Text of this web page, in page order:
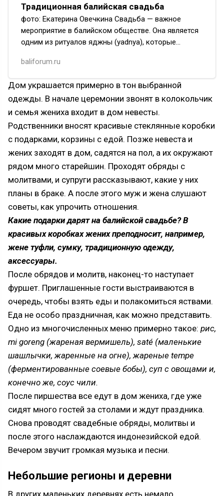
Традиционная балийская свадьба
фото: Екатерина Овечкина Свадьба — важное
мероприятие в балийском обществе. Она является
одним из ритуалов яджны (yadnya), которые
и духовный миры. Свадьба…
baliforum.ru
Дом украшается примерно в тон выбранной
одежды. В начале церемонии звонят в колокольчик
и семья жениха входит в дом невесты.
Родственники вносят красивые стеклянные коробки
с подарками, корзины с едой. Позже невеста и
жених заходят в дом, садятся на пол, а их окружают
рядом много старейшин. Проходят обряды с
молитвами, и супруги рассказывают, какие у них
планы в браке. А после этого муж и жена слушают
советы, как упрочить отношения.
Какие подарки дарят на балийской свадьбе? В
красивых коробках жених преподносит, например,
жене туфли, сумку, традиционную одежду,
аксессуары.
После обрядов и молитв, наконец-то наступает
фуршет. Приглашенные гости выстраиваются в
очередь, чтобы взять еды и полакомиться яствами.
Еда не особо праздничная, как можно представить.
Одно из многочисленных меню примерно такое: рис,
mi goreng (жареная вермишель), saté (маленькие
шашлычки, жаренные на огне), жареные tempe
(ферментированные соевые бобы), суп с овощами и,
конечно же, соус чили.
После пиршества все едут в дом жениха, где уже
сидят много гостей за столами и ждут праздника.
Снова проводят свадебные обряды, молитвы и
после этого наслаждаются индонезийской едой.
Вечером звучит громкая музыка и песни.
Небольшие регионы и деревни